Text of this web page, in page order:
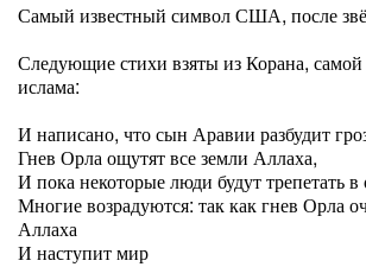
Самый известный символ США, после
Следующие стихи взяты из Корана,
ислама:
И написано, что сын Аравии разбудит
Гнев Орла ощутят все земли Аллаха,
И пока некоторые люди будут трепетать в
Многие возрадуются: так как гнев Орла
Аллаха
И наступит мир